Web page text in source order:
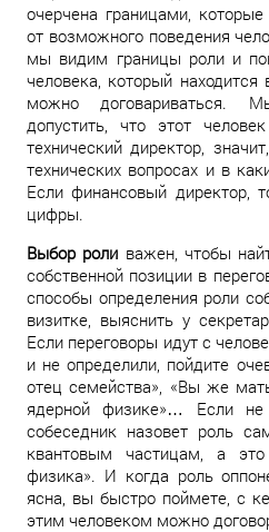
очерчена границами,
от возможного поведения
мы видим границы роли и
человека, который
можно договариваться.
допустить, что этот
технический директор,
технических вопросах и в
Если финансовый директор,
цифры.
Выбор роли важен, чтобы
собственной позиции в
способы определения роли
визитке, выяснить у
Если переговоры идут с
и не определили, пойдите
отец семейства», «Вы же
ядерной физике»… Если не
собеседник назовет роль
квантовым частицам, а
физика». И когда роль
ясна, вы быстро поймете, с
этим человеком можно